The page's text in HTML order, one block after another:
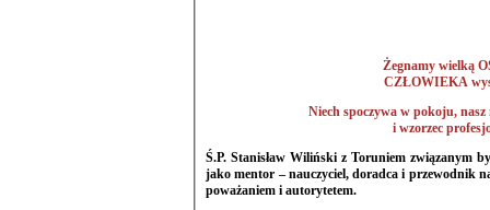
Żegnamy wielką
CZŁOWIEKA
Niech spoczywa w pokoju,
i wzorzec
Ś.P. Stanisław Wiliński z Toruniem związanym był wieloletnią pracą - kierując Zakładem OPGiK w Toruniu. Zapamiętany
jako mentor – nauczyciel, doradca i przewodnik na
poważaniem i autorytetem.